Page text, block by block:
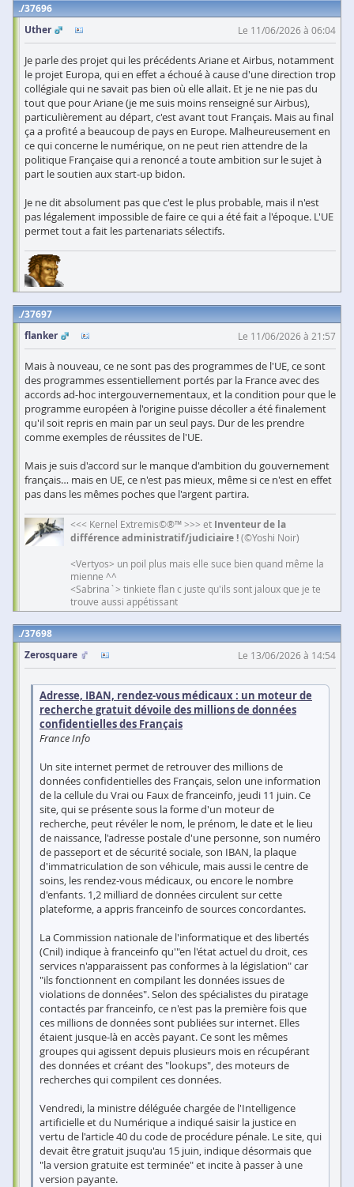
37696
Uther
Le 11/06/2026 à 06:04
Je parle des projet qui les précédents Ariane et Airbus, notamment
le projet Europa, qui en effet a échoué à cause d'une direction trop
collégiale qui ne savait pas bien où elle allait. Et je ne nie pas du
tout que pour Ariane (je me suis moins renseigné sur Airbus),
particulièrement au départ, c'est avant tout Français. Mais au final
ça a profité a beaucoup de pays en Europe. Malheureusement en
ce qui concerne le numérique, on ne peut rien attendre de la
politique Française qui a renoncé a toute ambition sur le sujet à
part le soutien aux start-up bidon.
Je ne dit absolument pas que c'est le plus probable, mais il n'est
pas légalement impossible de faire ce qui a été fait a l'époque. L'UE
permet tout a fait les partenariats sélectifs.
37697
flanker
Le 11/06/2026 à 21:57
Mais à nouveau, ce ne sont pas des programmes de l'UE, ce sont
des programmes essentiellement portés par la France avec des
accords ad-hoc intergouvernementaux, et la condition pour que le
programme européen à l'origine puisse décoller a été finalement
qu'il soit repris en main par un seul pays. Dur de les prendre
comme exemples de réussites de l'UE.
Mais je suis d'accord sur le manque d'ambition du gouvernement
français… mais en UE, ce n'est pas mieux, même si ce n'est en effet
pas dans les mêmes poches que l'argent partira.
<<< Kernel Extremis©®™ >>> et Inventeur de la
différence administratif/judiciaire !(©Yoshi Noir)
<Vertyos> un poil plus mais elle suce bien quand même la
mienne ^^
<Sabrina`> tinkiete flan c juste qu'ils sont jaloux que je te
trouve aussi appétissant
37698
Zerosquare
Le 13/06/2026 à 14:54
Adresse, IBAN, rendez-vous médicaux : un moteur de
recherche gratuit dévoile des millions de données
confidentielles des Français
France Info
Un site internet permet de retrouver des millions de
données confidentielles des Français, selon une information
de la cellule du Vrai ou Faux de franceinfo, jeudi 11 juin. Ce
site, qui se présente sous la forme d'un moteur de
recherche, peut révéler le nom, le prénom, le date et le lieu
de naissance, l'adresse postale d'une personne, son numéro
de passeport et de sécurité sociale, son IBAN, la plaque
d'immatriculation de son véhicule, mais aussi le centre de
soins, les rendez-vous médicaux, ou encore le nombre
d'enfants. 1,2 milliard de données circulent sur cette
plateforme, a appris franceinfo de sources concordantes.
La Commission nationale de l'informatique et des libertés
(Cnil) indique à franceinfo qu'"en l'état actuel du droit, ces
services n'apparaissent pas conformes à la législation" car
"ils fonctionnent en compilant les données issues de
violations de données". Selon des spécialistes du piratage
contactés par franceinfo, ce n'est pas la première fois que
ces millions de données sont publiées sur internet. Elles
étaient jusque-là en accès payant. Ce sont les mêmes
groupes qui agissent depuis plusieurs mois en récupérant
des données et créant des "lookups", des moteurs de
recherches qui compilent ces données.
Vendredi, la ministre déléguée chargée de l'Intelligence
artificielle et du Numérique a indiqué saisir la justice en
vertu de l'article 40 du code de procédure pénale. Le site, qui
devait être gratuit jsuqu'au 15 juin, indique désormais que
"la version gratuite est terminée" et incite à passer à une
version payante.